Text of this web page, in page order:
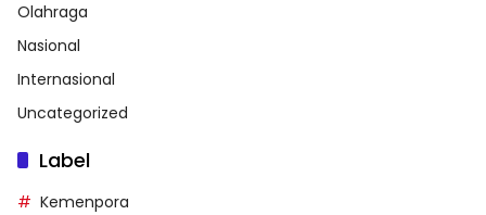
Olahraga
Nasional
Internasional
Uncategorized
Label
Kemenpora